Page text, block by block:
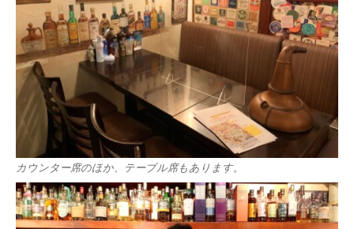
カウンター席のほか、テーブル席もあります。